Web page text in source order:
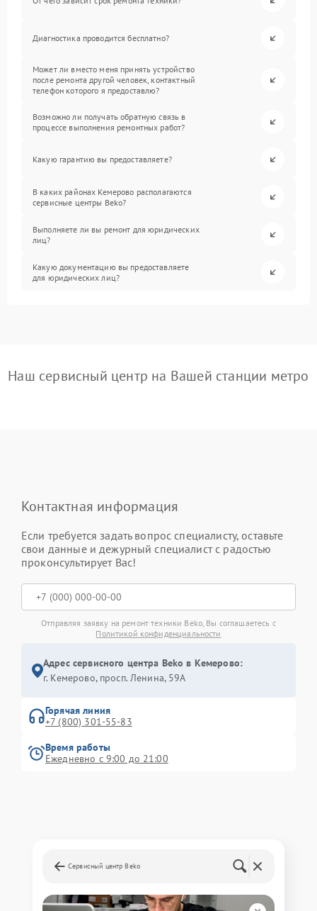
Диагностика проводится бесплатно?
Может ли вместо меня принять устройство
после ремонта другой человек, контактный
телефон которого я предоставлю?
Возможно ли получать обратную связь в
процессе выполнения ремонтных работ?
Какую гарантию вы предоставляете?
В каких районах Кемерово располагаются
сервисные центры Beko?
Выполняете ли вы ремонт для юридических
лиц?
Какую документацию вы предоставляете
для юридических лиц?
Наш сервисный центр на Вашей станции метро
Контактная информация
Если требуется задать вопрос специалисту, оставьте
свои данные и дежурный специалист с радостью
проконсультирует Вас!
Отправляя заявку на ремонт техники Beko, Вы соглашаетесь с
Политикой конфиденциальности
Адрес сервисного центра Beko в Кемерово:
г. Кемерово, просп. Ленина, 59А
Горячая линия
+7 (800) 301-55-83
Время работы
Ежедневно с 9:00 до 21:00
Сервисный центр Beko